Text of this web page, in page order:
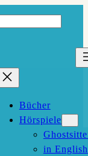
Bücher
Hörspiele
in English